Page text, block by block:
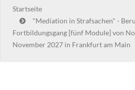
Startseite
"Mediation in Strafsachen" -
Fortbildungsgang [fünf Module] von
November 2027 in Frankfurt am Main